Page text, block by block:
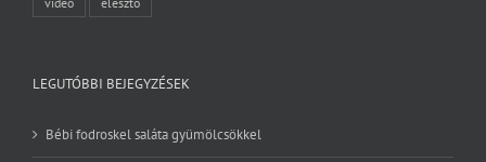
LEGUTÓBBI BEJEGYZÉSEK
Bébi fodroskel saláta gyümölcsökkel